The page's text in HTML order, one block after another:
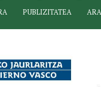
PUBLIZITATEA